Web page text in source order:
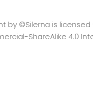
by ©Silerna is licensed
ShareAlike 4.0